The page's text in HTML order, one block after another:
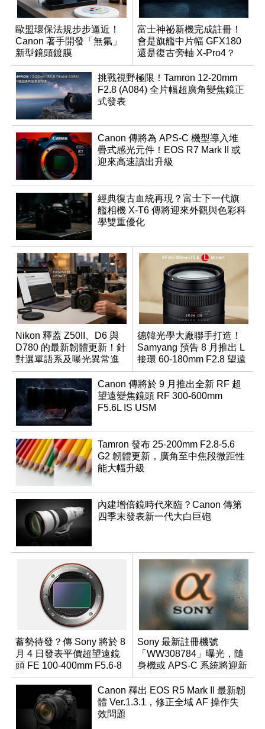
歐盟環保法規步步逼近！
Canon 著手開發「無氟」
新型鏡頭鍍膜
富士神祕新機完成註冊！
會是旗艦中片幅 GFX180
還是復古旁軸 X-Pro4？
挑戰視野極限！Tamron 12-20mm
F2.8 (A084) 全片幅超廣角變焦鏡正
式發表
Canon 傳將為 APS-C 機型導入堆
疊式感光元件！EOS R7 Mark II 或
迎來高速讀出升級
經典復古血統再現？富士下一代旗
艦相機 X-T6 傳將迎來外觀與色彩科
學雙重優化
Nikon 釋蓋 Z50II、D6 與
D780 的最新韌體更新！針
對選單語系及曝光異常進
行修復
德韓光學大廠聯手打造！
Samyang 預告 8 月推出 L
接環 60-180mm F2.8 望遠
變焦鏡
Canon 傳將於 9 月推出全新 RF 超
望遠變焦鏡頭 RF 300-600mm
F5.6L IS USM
Tamron 發布 25-200mm F2.8-5.6
G2 韌體更新，廣角至中焦段微距性
能大幅升級
內建增倍鏡時代來臨？Canon 傳第
四季末發表新一代大白巨砲
蓄勢待發？傳 Sony 將於 8
月 4 日發表平價超望遠鏡
頭 FE 100-400mm F5.6-8
Sony 最新註冊機號
「WW308784」曝光，隨
身機或 APS-C 系統將迎新
成員？
Canon 釋出 EOS R5 Mark II 最新韌
體 Ver.1.3.1，修正全域 AF 操作失
效問題